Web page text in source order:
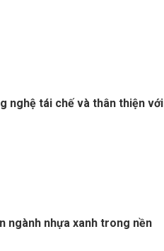
nghệ tái chế và thân thiện với
ngành nhựa xanh trong nền